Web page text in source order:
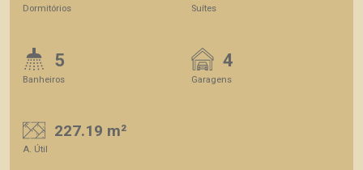
Dormitórios Suítes
5
Banheiros
4
Garagens
227.19 m²
A. Útil